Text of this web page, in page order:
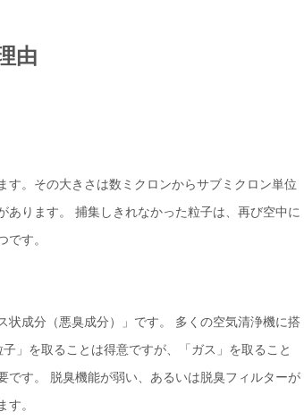
由
。その大きさは数ミクロンからサブミクロン単位
ります。 捕集しきれなかった粒子は、再び空中に
す。
成分（悪臭成分）」です。 多くの空気清浄機に搭
」を取ることは得意ですが、「ガス」を取ること
です。 脱臭機能が弱い、あるいは脱臭フィルターが
。